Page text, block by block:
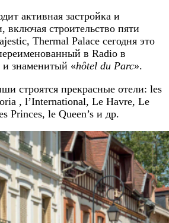
активная застройка и
строительство пяти
Thermal Palace сегодня это
в Radio в
знаменитый «hôtel du Parc».
строятся прекрасные отели: les
, l’International, Le Havre, Le
Princes, le Queen’s и др.